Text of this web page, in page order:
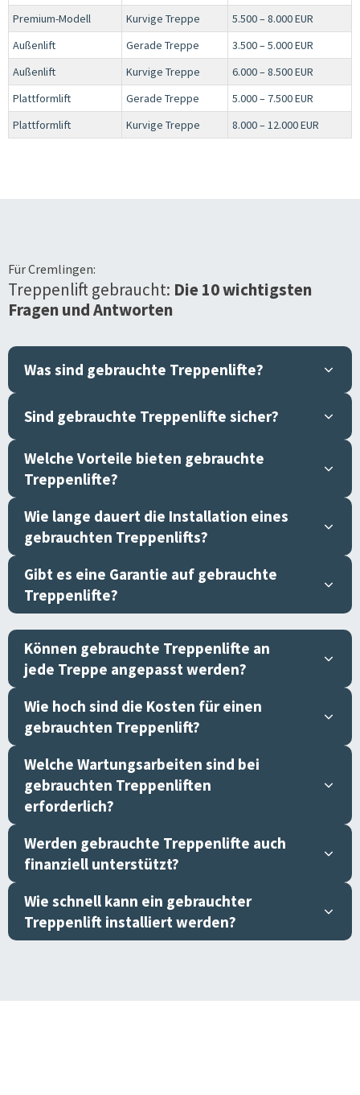
Premium-Modell
Kurvige Treppe
5.500 – 8.000 EUR
Außenlift
Gerade Treppe
3.500 – 5.000 EUR
Außenlift
Kurvige Treppe
6.000 – 8.500 EUR
Plattformlift
Gerade Treppe
5.000 – 7.500 EUR
Plattformlift
Kurvige Treppe 8.000 – 12.000 EUR
FürCremlingen:
Treppenlift gebraucht: Die 10 wichtigsten
Fragen und Antworten
Was sind gebrauchte Treppenlifte?
Sind gebrauchte Treppenlifte sicher?
Welche Vorteile bieten gebrauchte
Treppenlifte?
Wie lange dauert die Installation eines
gebrauchten Treppenlifts?
Gibt es eine Garantie auf gebrauchte
Treppenlifte?
Können gebrauchte Treppenlifte an
jede Treppe angepasst werden?
Wie hoch sind die Kosten für einen
gebrauchten Treppenlift?
Welche Wartungsarbeiten sind bei
gebrauchten Treppenliften
erforderlich?
Werden gebrauchte Treppenlifte auch
finanziell unterstützt?
Wie schnell kann ein gebrauchter
Treppenlift installiert werden?